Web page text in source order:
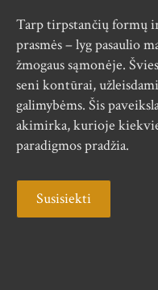
Tarp tirpstančių formų
prasmės – lyg pasaulio
žmogaus sąmonėje.
seni kontūrai,
galimybėms. Šis
akimirka, kurioje
paradigmos pradžia.
Susisiekti